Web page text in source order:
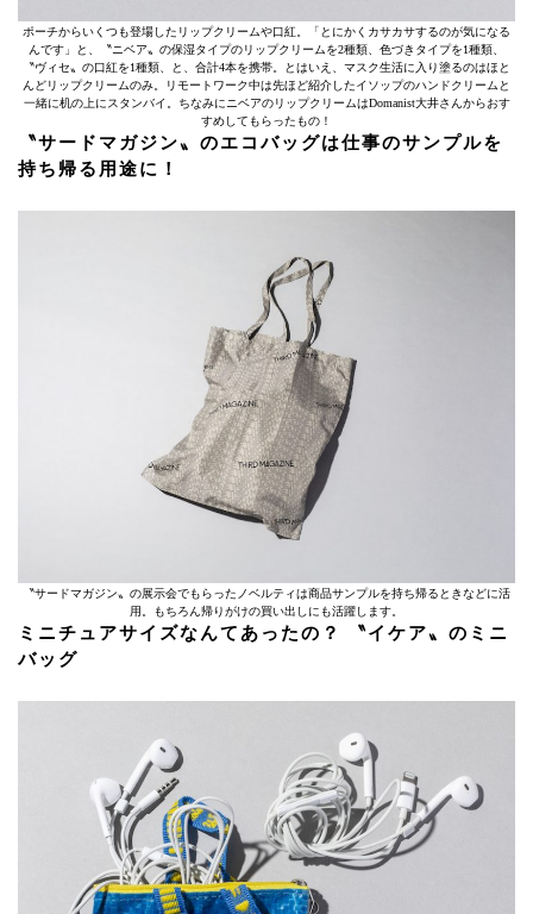
ポーチからいくつも登場したリップクリームや口紅。「とにかくカサカサするのが気になる
んです」と、〝ニベア〟の保湿タイプのリップクリームを2種類、色づきタイプを1種類、
〝ヴィセ〟の口紅を1種類、と、合計4本を携帯。とはいえ、マスク生活に入り塗るのはほと
んどリップクリームのみ。リモートワーク中は先ほど紹介したイソップのハンドクリームと
一緒に机の上にスタンバイ。ちなみにニベアのリップクリームはDomanist大井さんからおす
すめしてもらったもの！
〝サードマガジン〟のエコバッグは仕事のサンプルを
持ち帰る用途に！
〝サードマガジン〟の展示会でもらったノベルティは商品サンプルを持ち帰るときなどに活
用。もちろん帰りがけの買い出しにも活躍します。
ミニチュアサイズなんてあったの？ 〝イケア〟のミニ
バッグ